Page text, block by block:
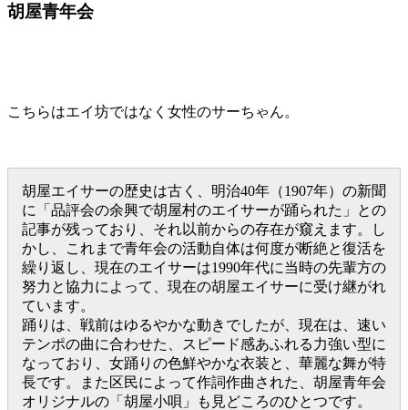
胡屋青年会
こちらはエイ坊ではなく女性のサーちゃん。
胡屋エイサーの歴史は古く、明治40年（1907年）の新聞
に「品評会の余興で胡屋村のエイサーが踊られた」との
記事が残っており、それ以前からの存在が窺えます。し
かし、これまで青年会の活動自体は何度が断絶と復活を
繰り返し、現在のエイサーは1990年代に当時の先輩方の
努力と協力によって、現在の胡屋エイサーに受け継がれ
ています。
踊りは、戦前はゆるやかな動きでしたが、現在は、速い
テンポの曲に合わせた、スピード感あふれる力強い型に
なっており、女踊りの色鮮やかな衣装と、華麗な舞が特
長です。また区民によって作詞作曲された、胡屋青年会
オリジナルの「胡屋小唄」も見どころのひとつです。